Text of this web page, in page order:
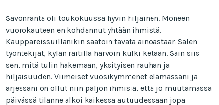
Savonranta oli toukokuussa hyvin hiljainen. Moneen
vuorokauteen en kohdannut yhtään ihmistä.
Kauppareissuillanikin saatoin tavata ainoastaan Salen
työntekijät, kylän raitilla harvoin kulki ketään. Sain siis
sen, mitä tulin hakemaan, yksityisen rauhan ja
hiljaisuuden. Viimeiset vuosikymmenet elämässäni ja
arjessani on ollut niin paljon ihmisiä, että jo muutamassa
päivässä tilanne alkoi kaikessa autuudessaan jopa